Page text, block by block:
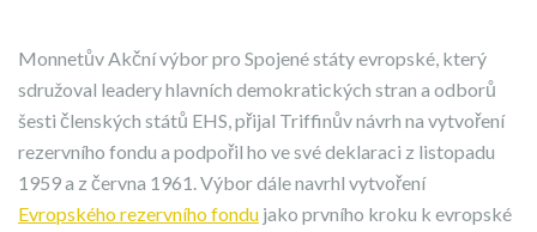
Monnetův Akční výbor pro Spojené státy evropské, který
sdružoval leadery hlavních demokratických stran a odborů
šesti členských států EHS, přijal Triffinův návrh na vytvoření
rezervního fondu a podpořil ho ve své deklaraci z listopadu
1959 a z června 1961. Výbor dále navrhl vytvoření
Evropského rezervního fondu jako prvního kroku k evropské